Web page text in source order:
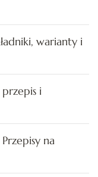
warianty i
i
na